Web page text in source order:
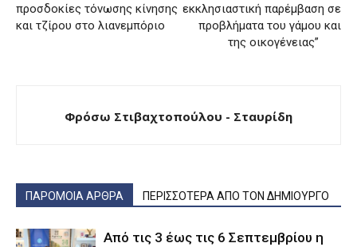
προσδοκίες τόνωσης κίνησης
και τζίρου στο λιανεμπόριο
εκκλησιαστική παρέμβαση σε
προβλήματα του γάμου και
της οικογένειας”
Φρόσω Στιβαχτοπούλου - Σταυρίδη
ΠΑΡΟΜΟΙΑ ΑΡΘΡΑ ΠΕΡΙΣΣΟΤΕΡΑ ΑΠΟ ΤΟΝ ΔΗΜΙΟΥΡΓΟ
Από τις 3 έως τις 6 Σεπτεμβρίου η